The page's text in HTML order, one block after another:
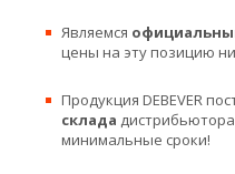
Являемся
цены на эту позицию
Продукция DEBEVER
склада
минимальные сроки!